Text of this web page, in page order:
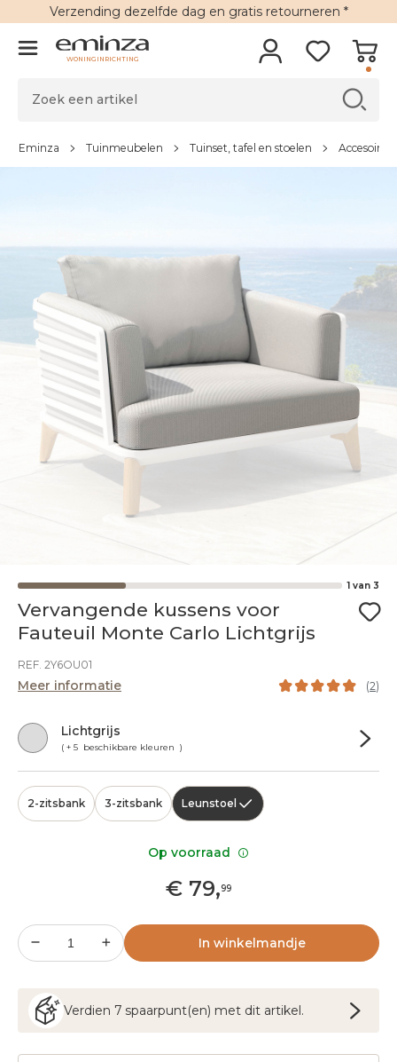
Verzending dezelfde dag en gratis retourneren *
WONINGINRICHTING
Eminza Tuinmeubelen Tuinset, tafel en stoelen Accesoires
1 van 3
Vervangende kussens voor
Fauteuil Monte Carlo Lichtgrijs
REF. 2Y6OU01
Meer informatie (2)
Lichtgrijs
( + 5 beschikbare kleuren )
2-zitsbank 3-zitsbank Leunstoel
€ 79,99
In winkelmandje
Verdien 7 spaarpunt(en) met dit artikel.